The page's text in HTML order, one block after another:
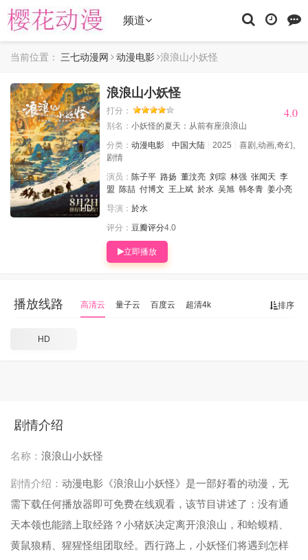
频道
当前位置： 三七动漫网 动漫电影 浪浪山小妖怪
HD
浪浪山小妖怪
打分： 4.0
别名： 小妖怪的夏天：从前有座浪浪山
分类： 动漫电影 中国大陆 2025
喜剧,动画,奇幻,
剧情
演员： 陈子平 路扬 董汶亮 刘琮 林强 张闻天 李
盟 陈喆 付博文 王上斌 於水 吴旭 韩冬青 姜小亮
导演： 於水
评分： 豆瓣评分4.0
立即播放
排序
播放线路 高清云 量子云 百度云 超清4k
HD
剧情介绍
名称： 浪浪山小妖怪
剧情介绍： 动漫电影《浪浪山小妖怪》是一部好看的动漫，无
需下载任何播放器即可免费在线观看，该节目讲述了：没有通
天本领也能踏上取经路？小猪妖决定离开浪浪山，和蛤蟆精、
黄鼠狼精、猩猩怪组团取经。西行路上，小妖怪们将遇到怎样